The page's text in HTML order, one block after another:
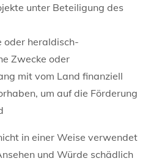
unter Beteiligung des
oder heraldisch-
Zwecke oder
mit vom Land finanziell
um auf die Förderung
in einer Weise verwendet
und Würde schädlich